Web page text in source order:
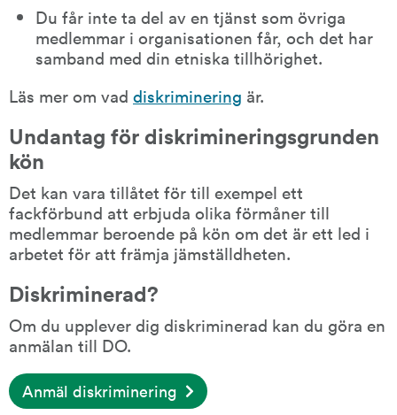
Du får inte ta del av en tjänst som övriga
medlemmar i organisationen får, och det har
samband med din etniska tillhörighet.
Läs mer om vad diskriminering är.
Undantag för diskrimineringsgrunden
kön
Det kan vara tillåtet för till exempel ett
fackförbund att erbjuda olika förmåner till
medlemmar beroende på kön om det är ett led i
arbetet för att främja jämställdheten.
Diskriminerad?
Om du upplever dig diskriminerad kan du göra en
anmälan till DO.
Anmäl diskriminering